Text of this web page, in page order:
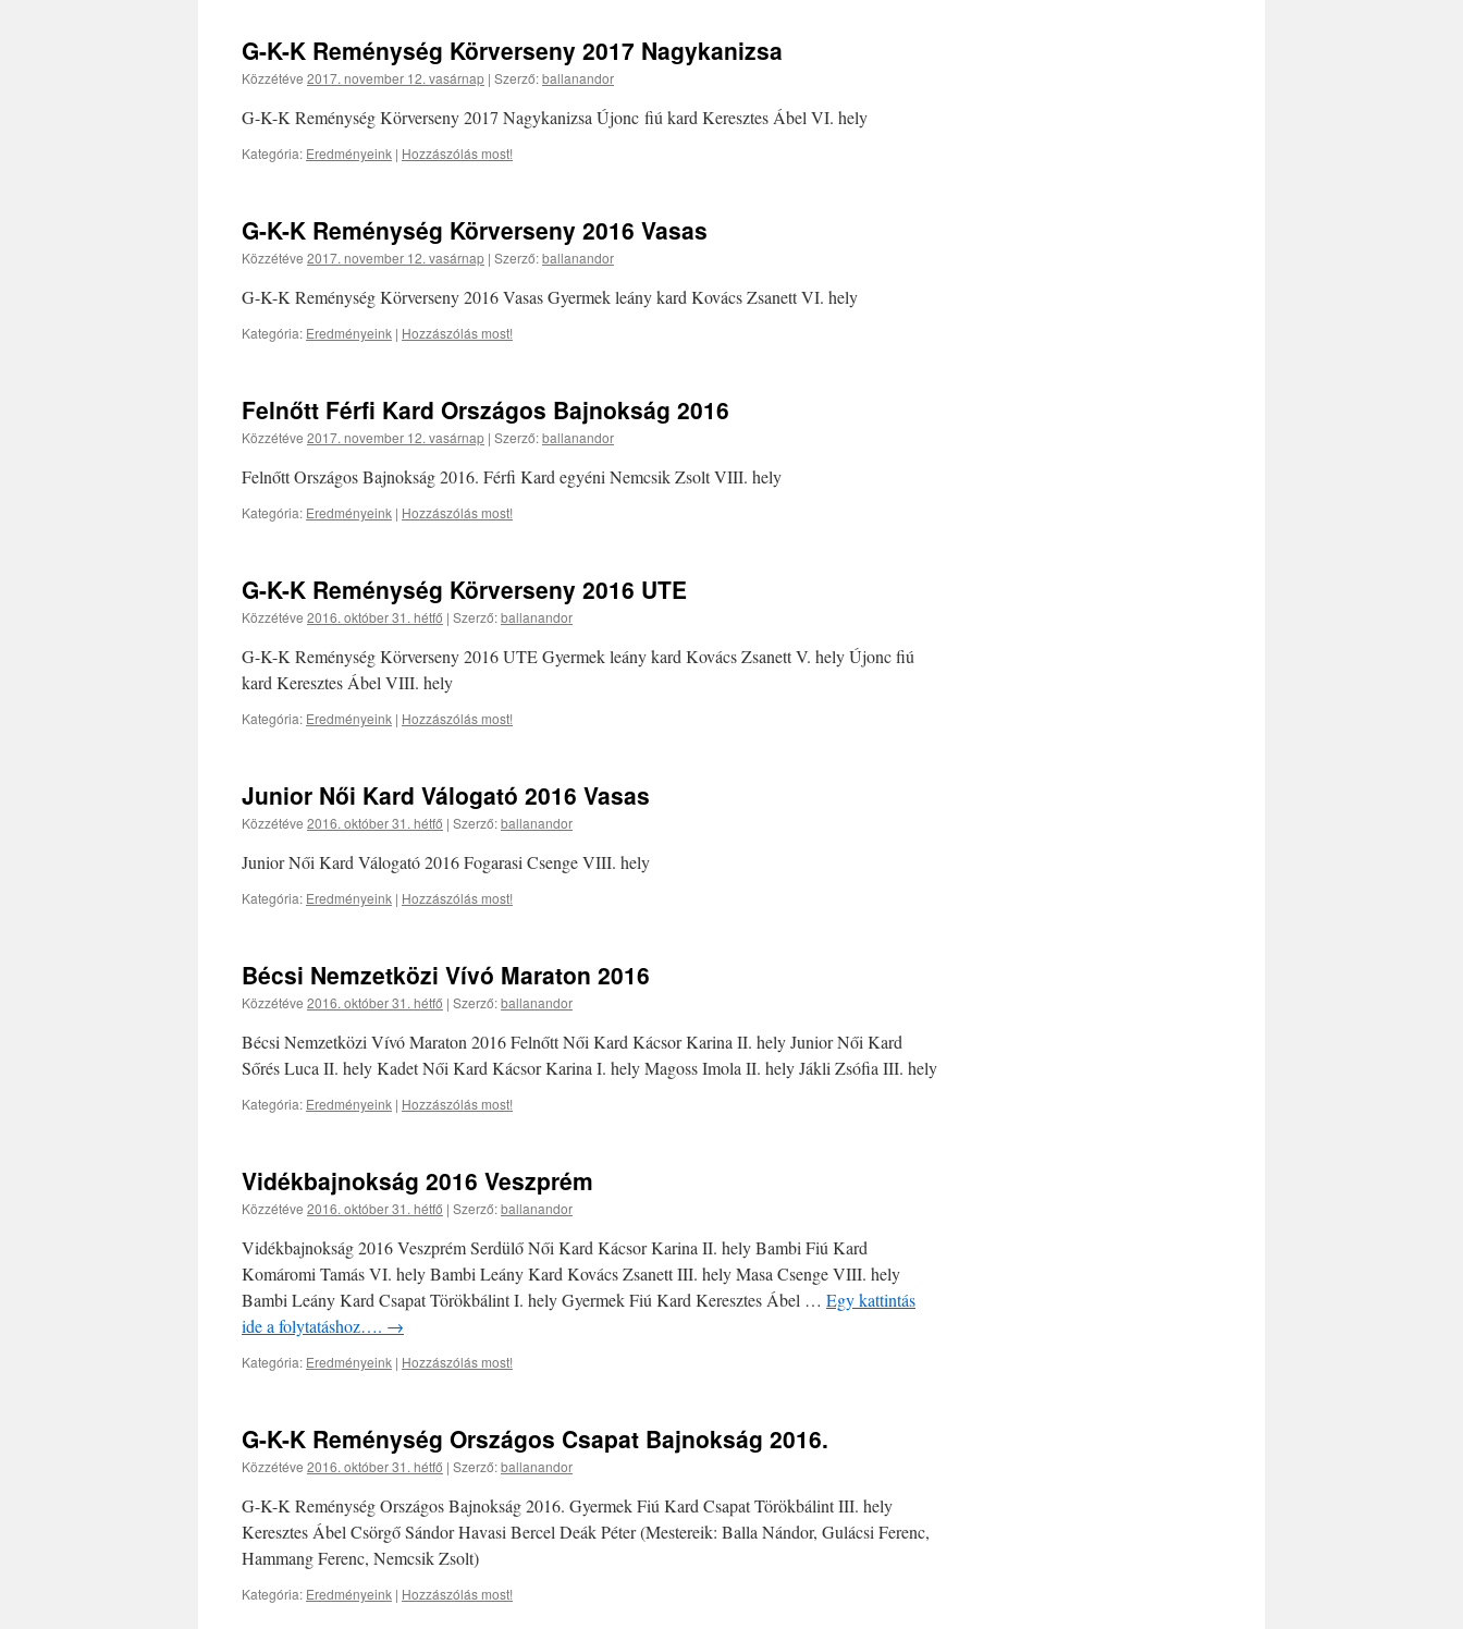
G-K-K Reménység Körverseny 2017 Nagykanizsa
Közzétéve 2017. november 12. vasárnap | Szerző:ballanandor
G-K-K Reménység Körverseny 2017 Nagykanizsa Újonc fiú kard Keresztes Ábel VI. hely
Kategória: Eredményeink | Hozzászólás most!
G-K-K Reménység Körverseny 2016 Vasas
Közzétéve 2017. november 12. vasárnap | Szerző:ballanandor
G-K-K Reménység Körverseny 2016 Vasas Gyermek leány kard Kovács Zsanett VI. hely
Kategória: Eredményeink | Hozzászólás most!
Felnőtt Férfi Kard Országos Bajnokság 2016
Közzétéve 2017. november 12. vasárnap | Szerző:ballanandor
Felnőtt Országos Bajnokság 2016. Férfi Kard egyéni Nemcsik Zsolt VIII. hely
Kategória: Eredményeink | Hozzászólás most!
G-K-K Reménység Körverseny 2016 UTE
Közzétéve 2016. október 31. hétfő | Szerző:ballanandor
G-K-K Reménység Körverseny 2016 UTE Gyermek leány kard Kovács Zsanett V. hely Újonc fiú
kard Keresztes Ábel VIII. hely
Kategória: Eredményeink | Hozzászólás most!
Junior Női Kard Válogató 2016 Vasas
Közzétéve 2016. október 31. hétfő | Szerző:ballanandor
Junior Női Kard Válogató 2016 Fogarasi Csenge VIII. hely
Kategória: Eredményeink | Hozzászólás most!
Bécsi Nemzetközi Vívó Maraton 2016
Közzétéve 2016. október 31. hétfő | Szerző:ballanandor
Bécsi Nemzetközi Vívó Maraton 2016 Felnőtt Női Kard Kácsor Karina II. hely Junior Női Kard
Sőrés Luca II. hely Kadet Női Kard Kácsor Karina I. hely Magoss Imola II. hely Jákli Zsófia III. hely
Kategória: Eredményeink | Hozzászólás most!
Vidékbajnokság 2016 Veszprém
Közzétéve 2016. október 31. hétfő | Szerző:ballanandor
Vidékbajnokság 2016 Veszprém Serdülő Női Kard Kácsor Karina II. hely Bambi Fiú Kard
Komáromi Tamás VI. hely Bambi Leány Kard Kovács Zsanett III. hely Masa Csenge VIII. hely
Bambi Leány Kard Csapat Törökbálint I. hely Gyermek Fiú Kard Keresztes Ábel … Egy kattintás
ide a folytatáshoz…. →
Kategória: Eredményeink | Hozzászólás most!
G-K-K Reménység Országos Csapat Bajnokság 2016.
Közzétéve 2016. október 31. hétfő | Szerző:ballanandor
G-K-K Reménység Országos Bajnokság 2016. Gyermek Fiú Kard Csapat Törökbálint III. hely
Keresztes Ábel Csörgő Sándor Havasi Bercel Deák Péter (Mestereik: Balla Nándor, Gulácsi Ferenc,
Hammang Ferenc, Nemcsik Zsolt)
Kategória: Eredményeink | Hozzászólás most!